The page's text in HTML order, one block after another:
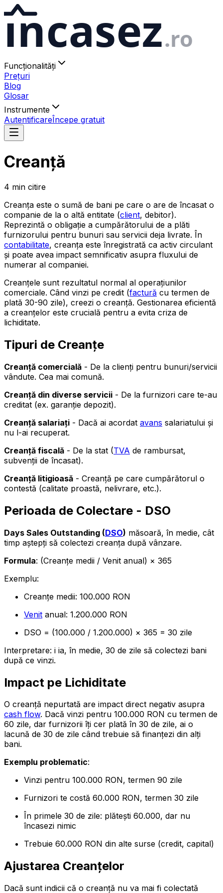
ıncasez.ro
Funcționalități
Prețuri
Blog
Glosar
Instrumente
AutentificareÎncepe gratuit
Creanță
4 min citire
Creanța este o sumă de bani pe care o are de încasat o
companie de la o altă entitate (client, debitor).
Reprezintă o obligație a cumpărătorului de a plăti
furnizorului pentru bunuri sau servicii deja livrate. În
contabilitate, creanța este înregistrată ca activ circulant
și poate avea impact semnificativ asupra fluxului de
numerar al companiei.
Creanțele sunt rezultatul normal al operațiunilor
comerciale. Când vinzi pe credit (factură cu termen de
plată 30-90 zile), creezi o creanță. Gestionarea eficientă
a creanțelor este crucială pentru a evita criza de
lichiditate.
Tipuri de Creanțe
Creanță comercială - De la clienți pentru bunuri/servicii
vândute. Cea mai comună.
Creanță din diverse servicii - De la furnizori care te-au
creditat (ex. garanție depozit).
Creanță salariați - Dacă ai acordat avans salariatului și
nu l-ai recuperat.
Creanță fiscală - De la stat (TVA de rambursat,
subvenții de încasat).
Creanță litigioasă - Creanță pe care cumpărătorul o
contestă (calitate proastă, nelivrare, etc.).
Perioada de Colectare - DSO
Days Sales Outstanding (DSO) măsoară, în medie, cât
timp aștepți să colectezi creanța după vânzare.
Formula: (Creanțe medii / Venit anual) × 365
Exemplu:
Creanțe medii: 100.000 RON
Venit anual: 1.200.000 RON
DSO = (100.000 / 1.200.000) × 365 = 30 zile
Interpretare: i ia, în medie, 30 de zile să colectezi bani
după ce vinzi.
Impact pe Lichiditate
O creanță nepurtată are impact direct negativ asupra
cash flow. Dacă vinzi pentru 100.000 RON cu termen de
60 zile, dar furnizorii îți cer plată în 30 de zile, ai o
lacună de 30 de zile când trebuie să finanțezi din alți
bani.
Exemplu problematic:
Vinzi pentru 100.000 RON, termen 90 zile
Furnizori te costă 60.000 RON, termen 30 zile
În primele 30 de zile: plătești 60.000, dar nu
încasezi nimic
Trebuie 60.000 RON din alte surse (credit, capital)
Ajustarea Creanțelor
Dacă sunt indicii că o creanță nu va mai fi colectată